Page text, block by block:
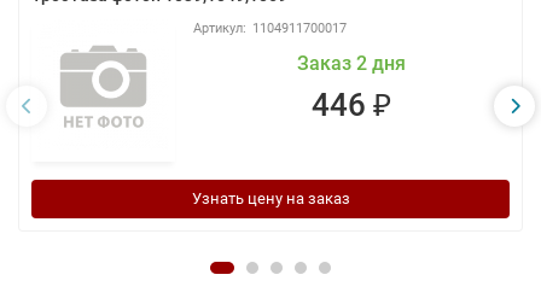
1104911700017
Заказ 2 дня
446 ₽
Узнать цену на заказ